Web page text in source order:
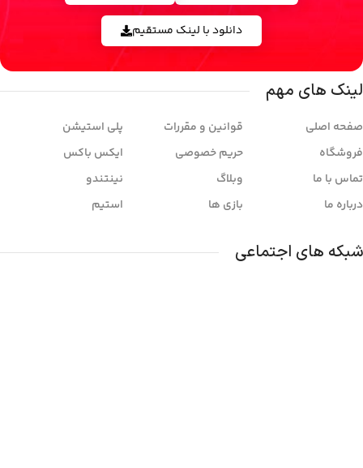
دانلود با لینک مستقیم
لینک های مهم
صفحه اصلی
فروشگاه
تماس با ما
درباره ما
قوانین و مقررات
حریم خصوصی
وبلاگ
بازی ها
پلی استیشن
ایکس باکس
نینتندو
استیم
شبکه های اجتماعی